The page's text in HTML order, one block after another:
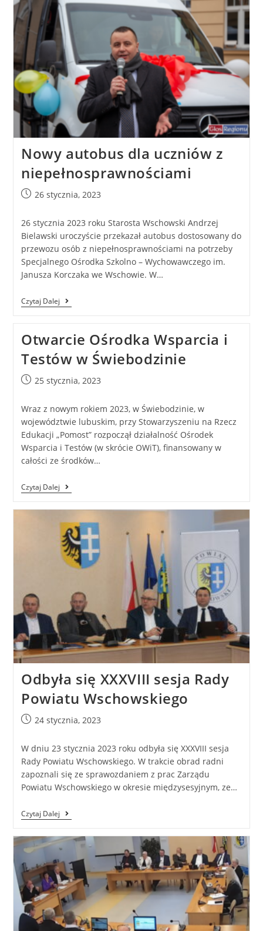
Nowy autobus dla uczniów z
niepełnosprawnościami
26 stycznia, 2023
26 stycznia 2023 roku Starosta Wschowski Andrzej
Bielawski uroczyście przekazał autobus dostosowany do
przewozu osób z niepełnosprawnościami na potrzeby
Specjalnego Ośrodka Szkolno – Wychowawczego im.
Janusza Korczaka we Wschowie. W…
Czytaj Dalej
Otwarcie Ośrodka Wsparcia i
Testów w Świebodzinie
25 stycznia, 2023
Wraz z nowym rokiem 2023, w Świebodzinie, w
województwie lubuskim, przy Stowarzyszeniu na Rzecz
Edukacji „Pomost” rozpoczął działalność Ośrodek
Wsparcia i Testów (w skrócie OWiT), finansowany w
całości ze środków…
Czytaj Dalej
Odbyła się XXXVIII sesja Rady
Powiatu Wschowskiego
24 stycznia, 2023
W dniu 23 stycznia 2023 roku odbyła się XXXVIII sesja
Rady Powiatu Wschowskiego. W trakcie obrad radni
zapoznali się ze sprawozdaniem z prac Zarządu
Powiatu Wschowskiego w okresie międzysesyjnym, ze…
Czytaj Dalej